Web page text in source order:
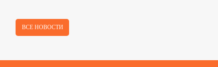
ВСЕ НОВОСТИ